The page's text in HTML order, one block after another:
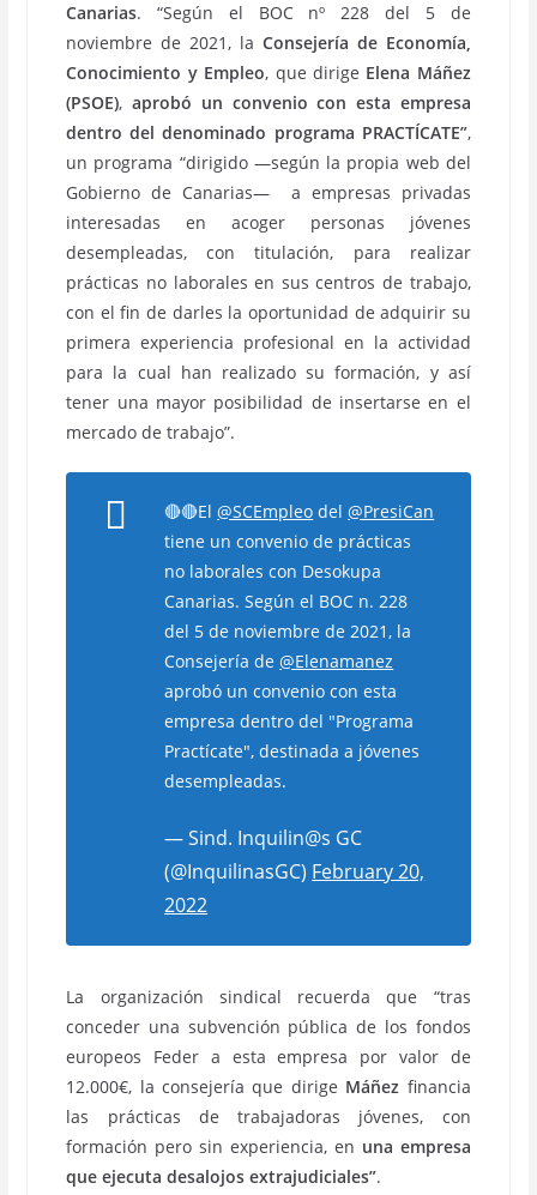
Canarias. “Según el BOC nº 228 del 5 de
noviembre de 2021, la Consejería de Economía,
Conocimiento y Empleo, que dirige Elena Máñez
(PSOE), aprobó un convenio con esta empresa
dentro del denominado programa PRACTÍCATE”,
un programa “dirigido —según la propia web del
Gobierno de Canarias— a empresas privadas
interesadas en acoger personas jóvenes
desempleadas, con titulación, para realizar
prácticas no laborales en sus centros de trabajo,
con el fin de darles la oportunidad de adquirir su
primera experiencia profesional en la actividad
para la cual han realizado su formación, y así
tener una mayor posibilidad de insertarse en el
mercado de trabajo”.
🔴🔴El@SCEmpleo del@PresiCan
tiene un convenio de prácticas
no laborales con Desokupa
Canarias. Según el BOC n. 228
del 5 de noviembre de 2021, la
Consejería de@Elenamanez
aprobó un convenio con esta
empresa dentro del "Programa
Practícate", destinada a jóvenes
desempleadas.
— Sind. Inquilin@s GC
(@InquilinasGC) February 20,
2022
La organización sindical recuerda que “tras
conceder una subvención pública de los fondos
europeos Feder a esta empresa por valor de
12.000€, la consejería que dirige Máñez financia
las prácticas de trabajadoras jóvenes, con
formación pero sin experiencia, en una empresa
que ejecuta desalojos extrajudiciales”.